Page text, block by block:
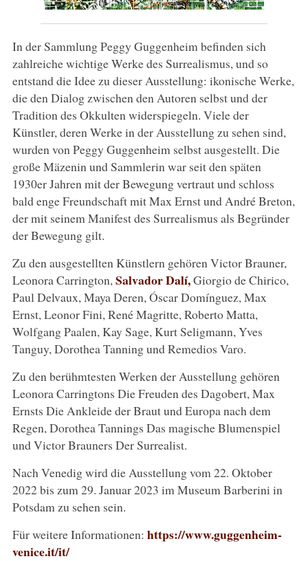
In der Sammlung Peggy Guggenheim befinden sich
zahlreiche wichtige Werke des Surrealismus, und so
entstand die Idee zu dieser Ausstellung: ikonische Werke,
die den Dialog zwischen den Autoren selbst und der
Tradition des Okkulten widerspiegeln. Viele der
Künstler, deren Werke in der Ausstellung zu sehen sind,
wurden von Peggy Guggenheim selbst ausgestellt. Die
große Mäzenin und Sammlerin war seit den späten
1930er Jahren mit der Bewegung vertraut und schloss
bald enge Freundschaft mit Max Ernst und André Breton,
der mit seinem Manifest des Surrealismus als Begründer
der Bewegung gilt.
Zu den ausgestellten Künstlern gehören Victor Brauner,
Leonora Carrington, Salvador Dalí,Giorgio de Chirico,
Paul Delvaux, Maya Deren, Óscar Domínguez, Max
Ernst, Leonor Fini, René Magritte, Roberto Matta,
Wolfgang Paalen, Kay Sage, Kurt Seligmann, Yves
Tanguy, Dorothea Tanning und Remedios Varo.
Zu den berühmtesten Werken der Ausstellung gehören
Leonora Carringtons Die Freuden des Dagobert, Max
Ernsts Die Ankleide der Braut und Europa nach dem
Regen, Dorothea Tannings Das magische Blumenspiel
und Victor Brauners Der Surrealist.
Nach Venedig wird die Ausstellung vom 22. Oktober
2022 bis zum 29. Januar 2023 im Museum Barberini in
Potsdam zu sehen sein.
Für weitere Informationen: https://www.guggenheim-
venice.it/it/